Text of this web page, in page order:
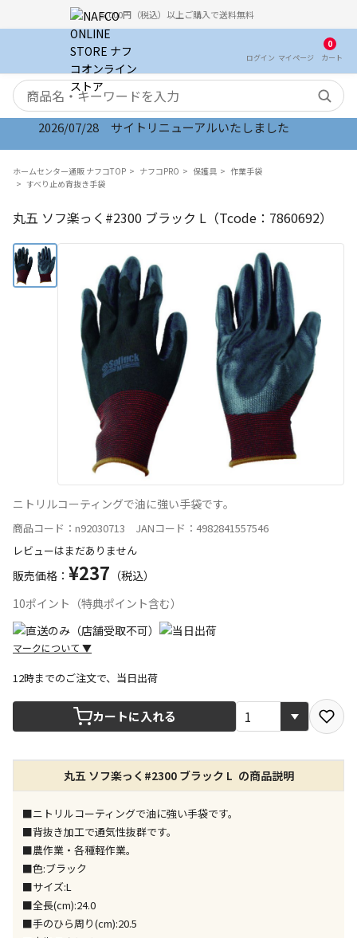
5,000円（税込）以上ご購入で送料無料
ログイン マイ ページ
0
カート
検索キーワード
2026/07/28 サイトリニューアルいたしました
ホームセンター通販 ナフコTOP ナフコPRO 保護具
作業手袋
すべり止め背抜き手袋
丸五 ソフ楽っく#2300 ブラック L（Tcode：7860692）
ニトリルコーティングで油に強い手袋です。
商品コード：n92030713 JANコード：4982841557546
レビューはまだありません
販売価格： ¥237 （税込）
10ポイント（特典ポイント含む）
マークについて ▼
宅配や店舗受取を選択できる商品です
店舗のみで受取できる商品です（宅配便でのお届けが
できません）
※同時購入の商品は、全て同じ店舗での受取となりま
す
特定の店舗のみで受取ができる商品です（宅配便での
お届けができません）
※同時購入の商品は、全て同じ店舗での受取となりま
委託業者によりお届けする商品です
※ほか商品との同時購入はできません。お手数です
12時までのご注文で、当日出荷
カートに入れる
丸五 ソフ楽っく#2300 ブラック L の商品説明
■ニトリルコーティングで油に強い手袋です。
■背抜き加工で通気性抜群です。
■農作業・各種軽作業。
■色:ブラック
■サイズ:L
■全長(cm):24.0
■手のひら周り(cm):20.5